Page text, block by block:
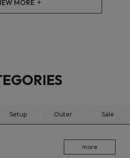
MORE
Setup Outer Sale
more